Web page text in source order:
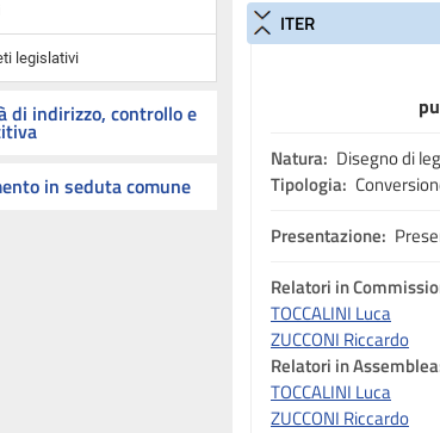
legislativi
di indirizzo, controllo e
in seduta comune
ITER
Natura: Disegno di
Tipologia:
Presentazione:
Relatori in
TOCCALINI Luca
ZUCCONI Riccardo
Relatori in
TOCCALINI Luca
ZUCCONI Riccardo